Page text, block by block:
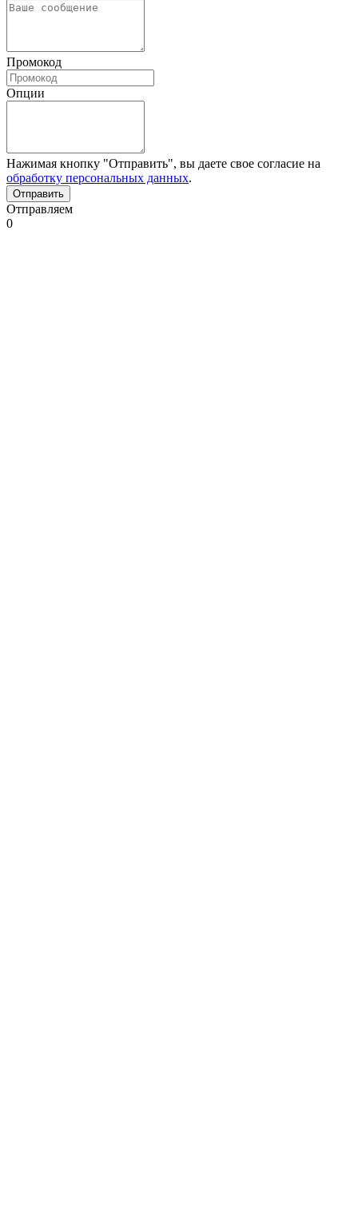
Промокод
Опции
Нажимая кнопку "Отправить", вы даете свое согласие на
обработку персональных данных.
Отправляем
0